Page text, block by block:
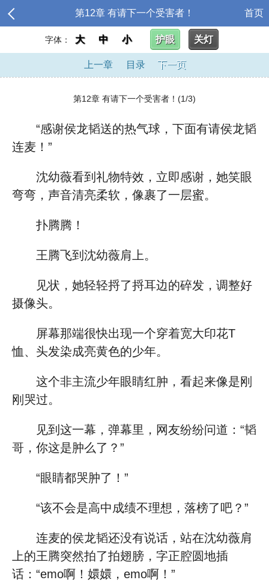
第12章 有请下一个受害者！ 首页
字体： 大 中 小 护眼 关灯
上一章 目录 下一页
第12章 有请下一个受害者！(1/3)
“感谢侯龙韬送的热气球，下面有请侯龙韬
连麦！”
沈幼薇看到礼物特效，立即感谢，她笑眼
弯弯，声音清亮柔软，像裹了一层蜜。
扑腾腾！
王腾飞到沈幼薇肩上。
见状，她轻轻捋了捋耳边的碎发，调整好
摄像头。
屏幕那端很快出现一个穿着宽大印花T
恤、头发染成亮黄色的少年。
这个非主流少年眼睛红肿，看起来像是刚
刚哭过。
见到这一幕，弹幕里，网友纷纷问道：“韬
哥，你这是肿么了？”
“眼睛都哭肿了！”
“该不会是高中成绩不理想，落榜了吧？”
连麦的侯龙韬还没有说话，站在沈幼薇肩
上的王腾突然拍了拍翅膀，字正腔圆地插
话：“emo啊！嬛嬛，emo啊！”